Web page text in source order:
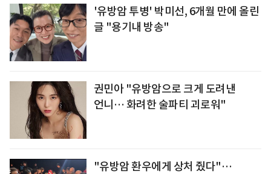
'유방암 투병' 박미선, 6개월 만에 올린
글 "용기내 방송"
권민아 "유방암으로 크게 도려낸
언니… 화려한 술파티 괴로워"
"유방암 환우에게 상처 줬다"…